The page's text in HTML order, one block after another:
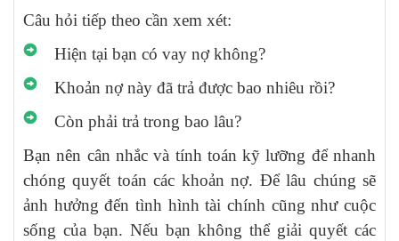
Câu hỏi tiếp theo cần xem xét:
Hiện tại bạn có vay nợ không?
Khoản nợ này đã trả được bao nhiêu rồi?
Còn phải trả trong bao lâu?
Bạn nên cân nhắc và tính toán kỹ lưỡng để nhanh
chóng quyết toán các khoản nợ. Để lâu chúng sẽ
ảnh hưởng đến tình hình tài chính cũng như cuộc
sống của bạn. Nếu bạn không thể giải quyết các